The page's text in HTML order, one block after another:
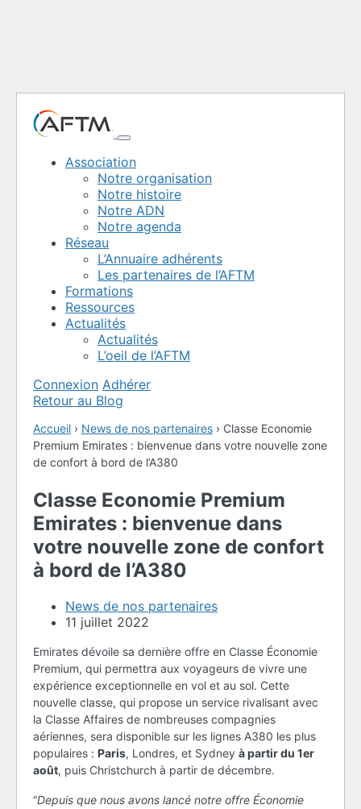
Association
Notre organisation
Notre histoire
Notre ADN
Notre agenda
Réseau
L’Annuaire adhérents
Les partenaires de l’AFTM
Formations
Ressources
Actualités
Actualités
L’oeil de l’AFTM
Connexion Adhérer
Retour au Blog
Accueil › News de nos partenaires › Classe Economie
Premium Emirates : bienvenue dans votre nouvelle zone
de confort à bord de l’A380
Classe Economie Premium
Emirates : bienvenue dans
votre nouvelle zone de confort
à bord de l’A380
News de nos partenaires
11 juillet 2022
Emirates dévoile sa dernière offre en Classe Économie
Premium, qui permettra aux voyageurs de vivre une
expérience exceptionnelle en vol et au sol. Cette
nouvelle classe, qui propose un service rivalisant avec
la Classe Affaires de nombreuses compagnies
aériennes, sera disponible sur les lignes A380 les plus
populaires : Paris, Londres, et Sydney à partir du 1er
août, puis Christchurch à partir de décembre.
“Depuis que nous avons lancé notre offre Économie